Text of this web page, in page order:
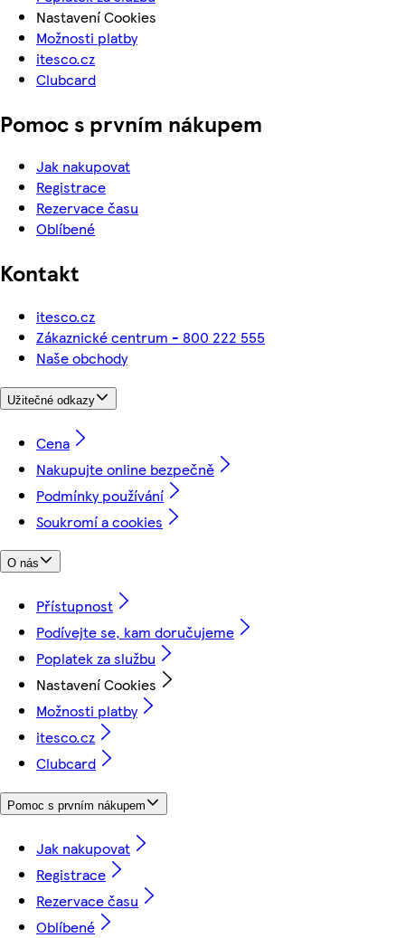
Nastavení Cookies
Možnosti platby
itesco.cz
Clubcard
Pomoc s prvním nákupem
Jak nakupovat
Registrace
Rezervace času
Oblíbené
Kontakt
itesco.cz
Zákaznické centrum - 800 222 555
Naše obchody
Užitečné odkazy
Cena
Nakupujte online bezpečně
Podmínky používání
Soukromí a cookies
O nás
Přístupnost
Podívejte se, kam doručujeme
Poplatek za službu
Nastavení Cookies
Možnosti platby
itesco.cz
Clubcard
Pomoc s prvním nákupem
Jak nakupovat
Registrace
Rezervace času
Oblíbené